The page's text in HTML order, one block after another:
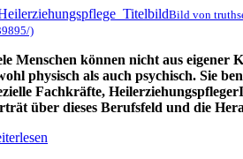
Bild von
)
Menschen können nicht aus eigener
physisch als auch psychisch. Sie
Fachkräfte,
über dieses Berufsfeld und die